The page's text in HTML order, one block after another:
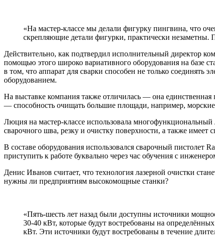
«На мастер-классе мы делали фигурку пингвина, что
скрепляющие детали фигурки, практически
Действительно, как подтвердил исполнительный директор
помощью этого широко вариативного оборудования на базе
в том, что аппарат для сварки способен не только соединять
оборудованием.
На выставке компания также отличилась — она
— способность очищать большие площади, например,
Люция на мастер-классе использовала
сварочного шва, резку и очистку поверхности, а также
В составе оборудования использовался сварочный пистолет
приступить к работе буквально через час обучения с
Денис Иванов считает, что технология лазерной очистки
нужны ли предприятиям высокомощные станки?
«Пять-шесть лет назад были доступны источники
30-40 кВт, которые будут востребованы на
кВт. Эти источники будут востребованы в течение